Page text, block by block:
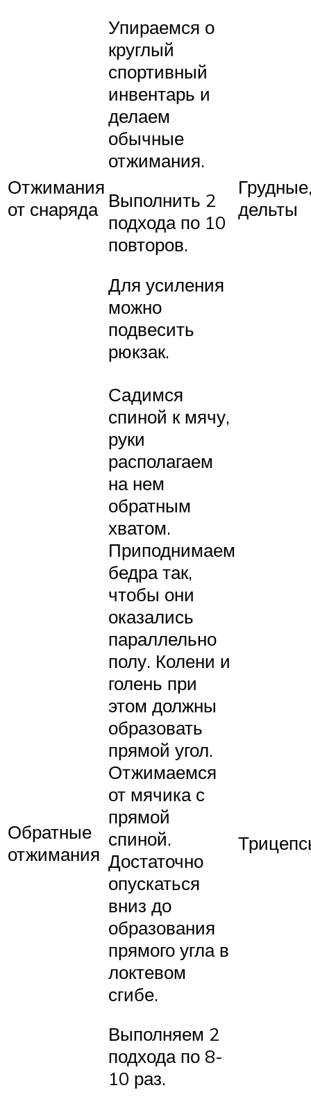
Отжимания
от снаряда
Упираемся о
круглый
спортивный
инвентарь и
делаем
обычные
отжимания.
Выполнить 2
подхода по 10
повторов.
Для усиления
можно
подвесить
рюкзак.
дельты
Обратные
отжимания
Садимся
спиной к мячу,
руки
располагаем
на нем
обратным
хватом.
Приподнимаем
бедра так,
чтобы они
оказались
параллельно
полу. Колени и
голень при
этом должны
образовать
прямой угол.
Отжимаемся
от мячика с
прямой
спиной.
Достаточно
опускаться
вниз до
образования
прямого угла в
локтевом
сгибе.
Выполняем 2
подхода по 8-
10 раз.